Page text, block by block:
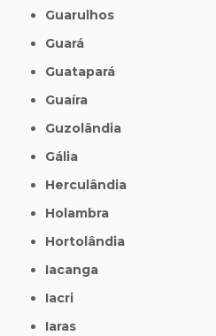
Guarulhos
Guará
Guatapará
Guaíra
Guzolândia
Gália
Herculândia
Holambra
Hortolândia
Iacanga
Iacri
Iaras